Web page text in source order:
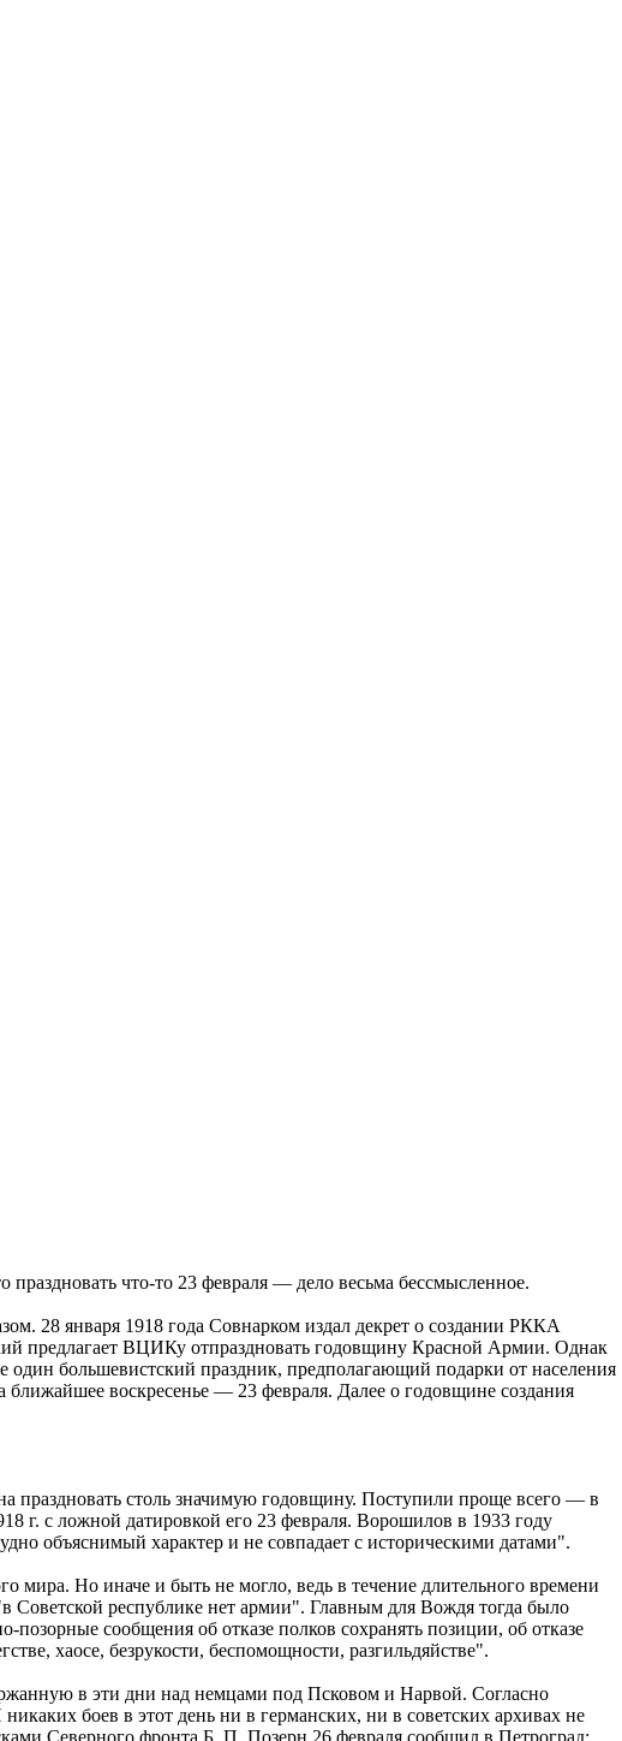
что-то 23 февраля — дело весьма бессмысленное.
28 января 1918 года Совнарком издал декрет о создании РККА
предлагает ВЦИКу отпраздновать годовщину Красной Армии. Однак
большевистский праздник, предполагающий подарки от населения
ближайшее воскресенье — 23 февраля. Далее о годовщине создания
праздновать столь значимую годовщину. Поступили проще всего — в
г. с ложной датировкой его 23 февраля. Ворошилов в 1933 году
объяснимый характер и не совпадает с историческими датами".
мира. Но иначе и быть не могло, ведь в течение длительного времени
Советской республике нет армии". Главным для Вождя тогда было
сообщения об отказе полков сохранять позиции, об отказе
хаосе, безрукости, беспомощности, разгильдяйстве".
в эти дни над немцами под Псковом и Нарвой. Согласно
боев в этот день ни в германских, ни в советских архивах не
Северного фронта Б. П. Позерн 26 февраля сообщил в Петроград: